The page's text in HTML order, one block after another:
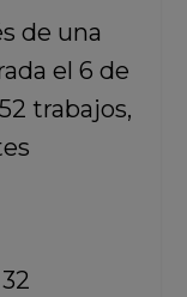
de una
el 6 de
trabajos,
32